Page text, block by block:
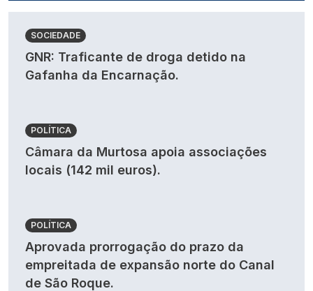
SOCIEDADE
GNR: Traficante de droga detido na
Gafanha da Encarnação.
POLÍTICA
Câmara da Murtosa apoia associações
locais (142 mil euros).
POLÍTICA
Aprovada prorrogação do prazo da
empreitada de expansão norte do Canal
de São Roque.